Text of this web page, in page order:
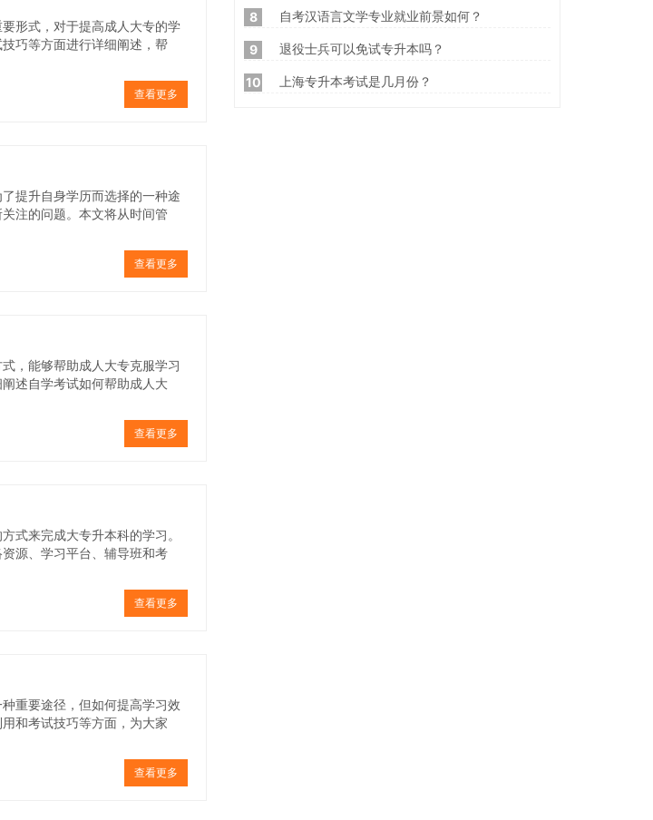
形式，对于提高成人大专的学
巧等方面进行详细阐述，帮
查看更多
提升自身学历而选择的一种途
注的问题。本文将从时间管
查看更多
，能够帮助成人大专克服学习
述自学考试如何帮助成人大
查看更多
式来完成大专升本科的学习。
源、学习平台、辅导班和考
查看更多
重要途径，但如何提高学习效
和考试技巧等方面，为大家
查看更多
8 自考汉语言文学专业就业前景如何？
9 退役士兵可以免试专升本吗？
10 上海专升本考试是几月份？